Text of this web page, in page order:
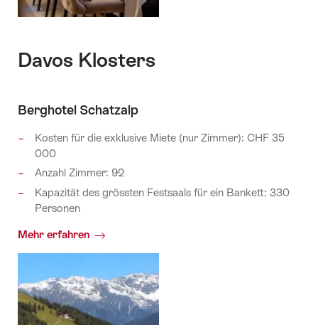
Davos Klosters
Berghotel Schatzalp
Kosten für die exklusive Miete (nur Zimmer): CHF 35
000
Anzahl Zimmer: 92
Kapazität des grössten Festsaals für ein Bankett: 330
Personen
Mehr erfahren